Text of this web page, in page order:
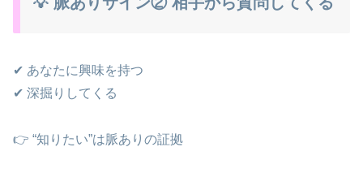
✔ あなたに興味を持つ
✔ 深掘りしてくる
👉 “知りたい”は脈ありの証拠